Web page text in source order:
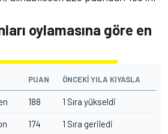
oylamasına göre en
PUAN ÖNCEKI YILA KIYASLA
188 1 Sıra yükseldi
174 1 Sıra geriledi